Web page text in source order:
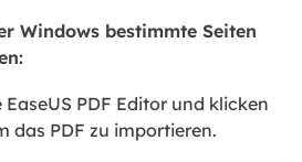
Windows bestimmte Seiten
PDF Editor und klicken
das PDF zu importieren.